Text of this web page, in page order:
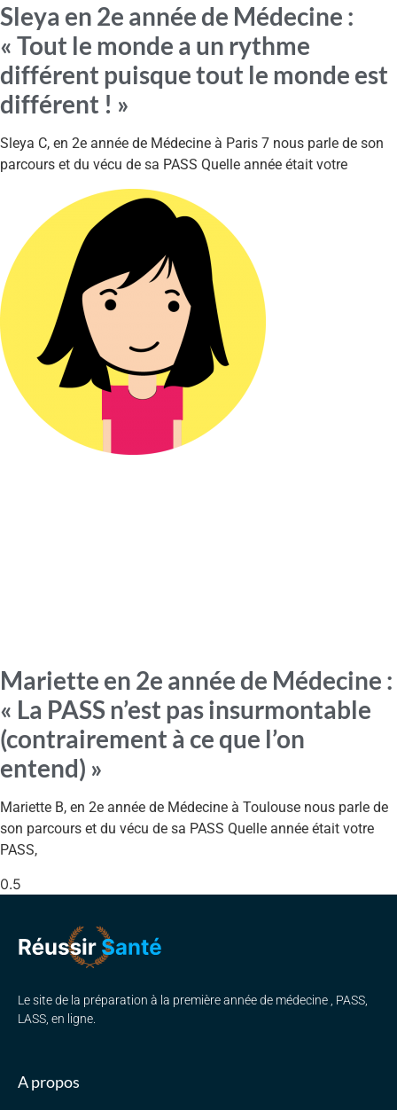
Sleya en 2e année de Médecine :
« Tout le monde a un rythme
différent puisque tout le monde est
différent ! »
Sleya C, en 2e année de Médecine à Paris 7 nous parle de son
parcours et du vécu de sa PASS Quelle année était votre
Mariette en 2e année de Médecine :
« La PASS n’est pas insurmontable
(contrairement à ce que l’on
entend) »
Mariette B, en 2e année de Médecine à Toulouse nous parle de
son parcours et du vécu de sa PASS Quelle année était votre
PASS,
Le site de la préparation à la première année de médecine , PASS,
LASS, en ligne.
A propos